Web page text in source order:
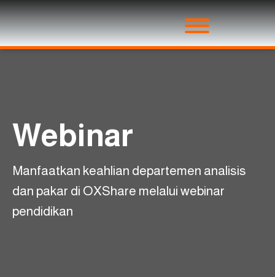
Webinar
Manfaatkan keahlian departemen analisis
dan pakar di OXShare melalui webinar
pendidikan